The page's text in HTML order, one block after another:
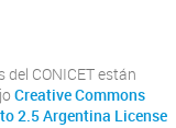
del CONICET están
Creative Commons
2.5 Argentina License